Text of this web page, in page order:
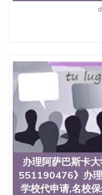
办理阿萨巴斯卡
551190476》办
学校代申请,名校